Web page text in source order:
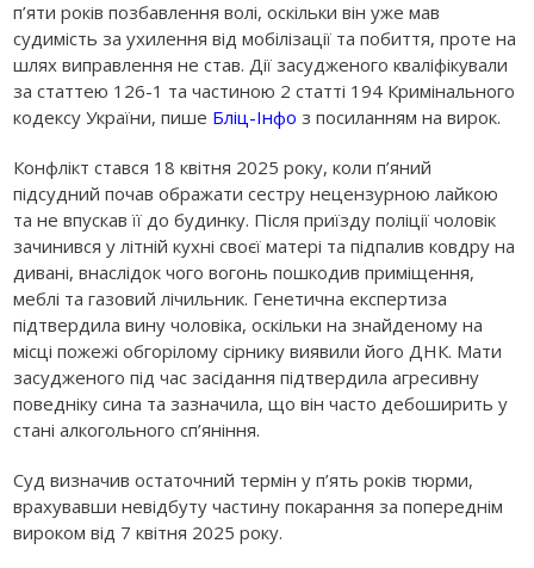
п’яти років позбавлення волі, оскільки він уже мав
судимість за ухилення від мобілізації та побиття, проте на
шлях виправлення не став. Дії засудженого кваліфікували
за статтею 126-1 та частиною 2 статті 194 Кримінального
кодексу України, пише Бліц-Інфоз посиланням на вирок.
Конфлікт стався 18 квітня 2025 року, коли п’яний
підсудний почав ображати сестру нецензурною лайкою
та не впускав її до будинку. Після приїзду поліції чоловік
зачинився у літній кухні своєї матері та підпалив ковдру на
дивані, внаслідок чого вогонь пошкодив приміщення,
меблі та газовий лічильник. Генетична експертиза
підтвердила вину чоловіка, оскільки на знайденому на
місці пожежі обгорілому сірнику виявили його ДНК. Мати
засудженого під час засідання підтвердила агресивну
поведніку сина та зазначила, що він часто дебоширить у
стані алкогольного сп’яніння.
Суд визначив остаточний термін у п’ять років тюрми,
врахувавши невідбуту частину покарання за попереднім
вироком від 7 квітня 2025 року.